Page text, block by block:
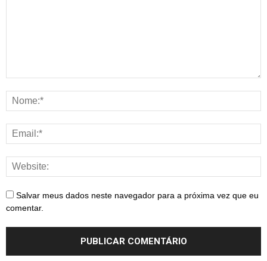
Salvar meus dados neste navegador para a próxima vez que eu
comentar.